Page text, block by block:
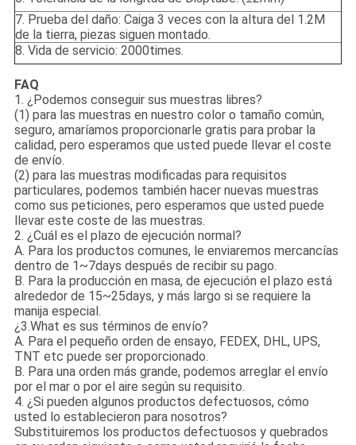
7. Prueba del daño: Caiga 3 veces con la altura del 1.2M
de la tierra, piezas siguen montado.
8. Vida de servicio: 2000times.
FAQ
1. ¿Podemos conseguir sus muestras libres?
(1) para las muestras en nuestro color o tamaño común,
seguro, amaríamos proporcionarle gratis para probar la
calidad, pero esperamos que usted puede llevar el coste
de envío.
(2) para las muestras modificadas para requisitos
particulares, podemos también hacer nuevas muestras
como sus peticiones, pero esperamos que usted puede
llevar este coste de las muestras.
2. ¿Cuál es el plazo de ejecución normal?
A. Para los productos comunes, le enviaremos mercancías
dentro de 1~7days después de recibir su pago.
B. Para la producción en masa, de ejecución el plazo está
alrededor de 15~25days, y más largo si se requiere la
manija especial.
¿3.What es sus términos de envío?
A. Para el pequeño orden de ensayo, FEDEX, DHL, UPS,
TNT etc puede ser proporcionado.
B. Para una orden más grande, podemos arreglar el envío
por el mar o por el aire según su requisito.
4. ¿Si pueden algunos productos defectuosos, cómo
usted lo establecieron para nosotros?
Substituiremos los productos defectuosos y quebrados